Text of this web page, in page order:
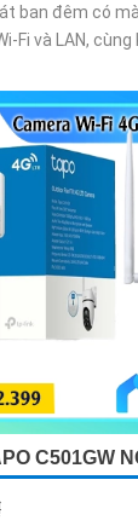
Fi và LAN,
C501GW